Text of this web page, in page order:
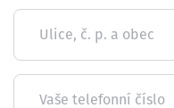
Ulice, č. p. a obec
Vaše telefonní číslo